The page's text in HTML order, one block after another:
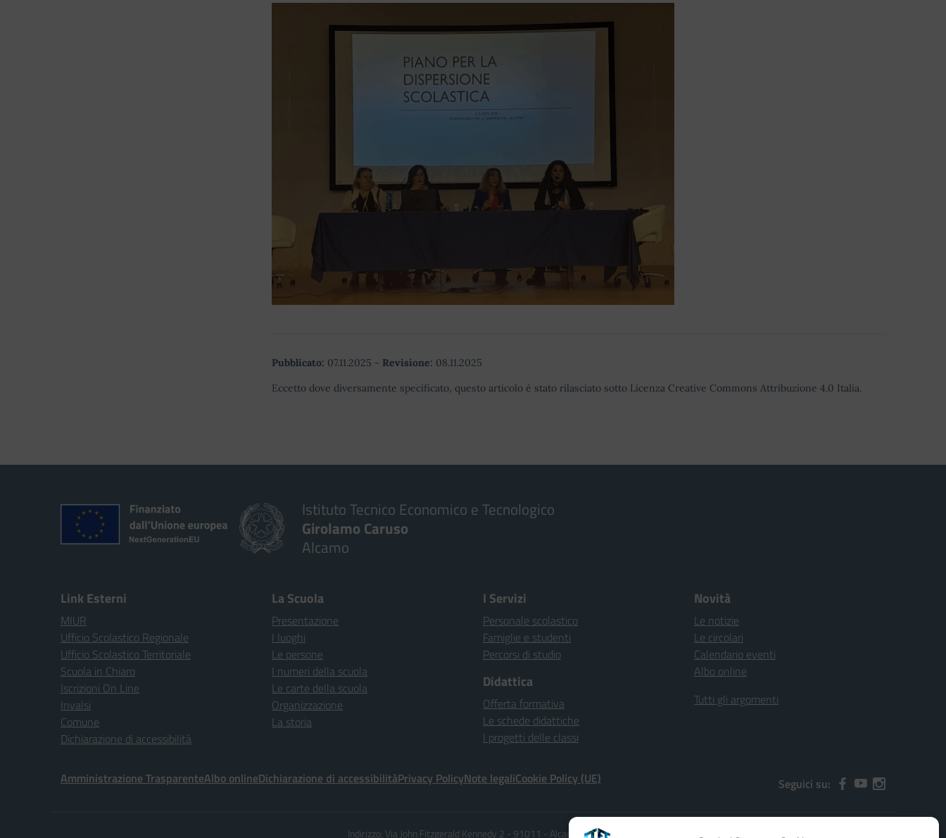
Pubblicato: 07.11.2025 - Revisione: 08.11.2025
Eccetto dove diversamente specificato, questo articolo è stato rilasciato sotto Licenza Creative Commons Attribuzione 4.0 Italia.
Istituto Tecnico Economico e Tecnologico
Girolamo Caruso
Alcamo
Link Esterni
MIUR
Ufficio Scolastico Regionale
Ufficio Scolastico Territoriale
Scuola in Chiaro
Iscrizioni On Line
Invalsi
Comune
Dichiarazione di accessibilità
La Scuola
Presentazione
I luoghi
Le persone
I numeri della scuola
Le carte della scuola
Organizzazione
La storia
I Servizi
Personale scolastico
Famiglie e studenti
Percorsi di studio
Didattica
Offerta formativa
Le schede didattiche
I progetti delle classi
Novità
Le notizie
Le circolari
Calendario eventi
Albo online
Tutti gli argomenti
Amministrazione TrasparenteAlbo onlineDichiarazione di accessibilitàPrivacy PolicyNote legaliCookie Policy (UE) Seguici su:
Indirizzo: Via John Fitzgerald Kennedy 2 - 91011 - Alcamo (TP)